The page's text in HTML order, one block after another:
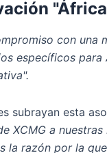
con una
específicos
subrayan esta
XCMG a
la razón por la